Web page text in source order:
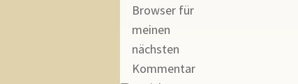
Browser für
meinen
nächsten
Kommentar